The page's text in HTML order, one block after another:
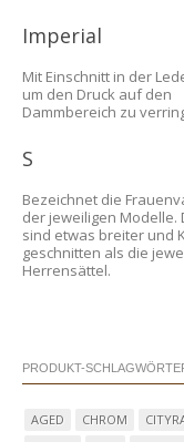
Imperial
Mit Einschnitt in der
um den Druck auf den
Dammbereich zu
S
Bezeichnet die
der jeweiligen Modelle.
sind etwas breiter und
geschnitten als die
Herrensättel.
PRODUKT-
AGED CHROM